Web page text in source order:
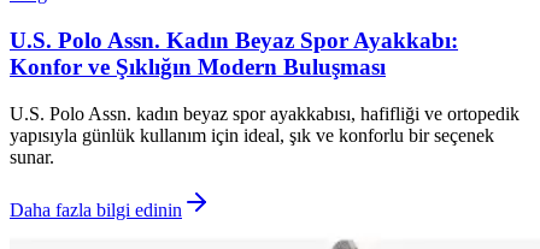
U.S. Polo Assn. Kadın Beyaz Spor Ayakkabı:
Konfor ve Şıklığın Modern Buluşması
U.S. Polo Assn. kadın beyaz spor ayakkabısı, hafifliği ve ortopedik
yapısıyla günlük kullanım için ideal, şık ve konforlu bir seçenek
sunar.
Daha fazla bilgi edinin